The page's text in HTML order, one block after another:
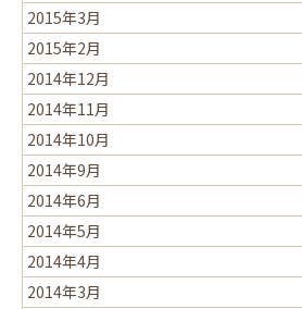
2015年3月
2015年2月
2014年12月
2014年11月
2014年10月
2014年9月
2014年6月
2014年5月
2014年4月
2014年3月